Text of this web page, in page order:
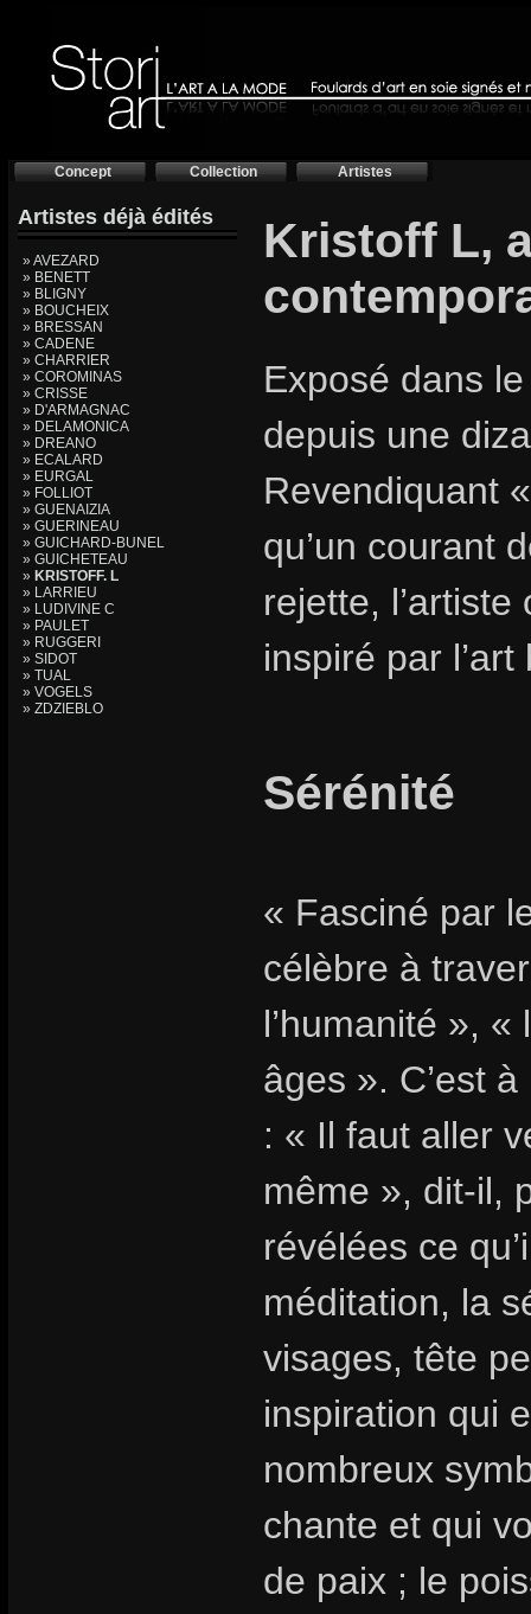
Concept Collection Artistes
Artistes déjà édités
» AVEZARD
» BENETT
» BLIGNY
» BOUCHEIX
» BRESSAN
» CADENE
» CHARRIER
» COROMINAS
» CRISSE
» D'ARMAGNAC
» DELAMONICA
» DREANO
» ECALARD
» EURGAL
» FOLLIOT
» GUENAIZIA
» GUERINEAU
» GUICHARD-BUNEL
» GUICHETEAU
» KRISTOFF. L
» LARRIEU
» LUDIVINE C
» PAULET
» RUGGERI
» SIDOT
» TUAL
» VOGELS
» ZDZIEBLO
Kristoff L,
Exposé dans
depuis une
Revendiquant
qu’un courant
rejette,
inspiré par
Sérénité
« Fasciné par
célèbre à
l’humanité »,
âges ». C’est
: « Il faut aller
même », dit-il,
révélées ce
méditation, la
visages, tête
inspiration qui
nombreux
chante et qui
de paix ; le